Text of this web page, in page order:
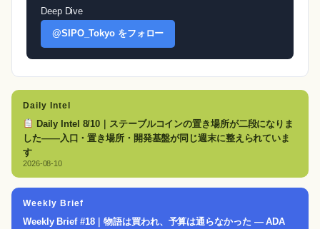
Deep Dive
@SIPO_Tokyo をフォロー
Daily Intel
Daily Intel 8/10｜ステーブルコインの置き場所が二段になりま
した——入口・置き場所・開発基盤が同じ週末に整えられていま
す
2026-08-10
Weekly Brief
Weekly Brief #18｜物語は買われ、予算は通らなかった — ADA